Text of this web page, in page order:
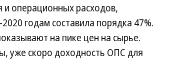
и операционных расходов,
годам составила порядка 47%.
на пике цен на сырье.
уже скоро доходность ОПС для